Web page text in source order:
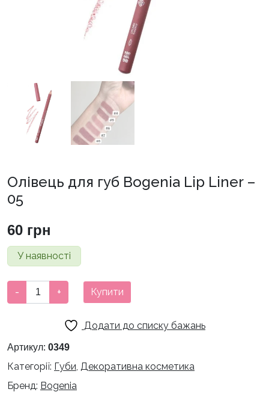
Олівець для губ Bogenia Lip Liner –
05
60 грн
У наявності
Олівець
для
Lip
05
- + Купити
Додати до списку бажань
Артикул: 0349
Категорії: Губи, Декоративна косметика
Бренд: Bogenia